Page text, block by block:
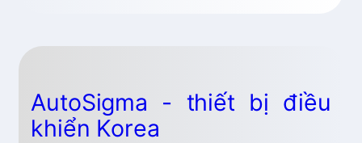
AutoSigma - thiết bị điều
khiển Korea